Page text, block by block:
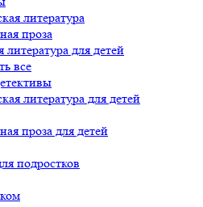
литература
проза
для детей
все
литература для детей
проза для детей
подростков